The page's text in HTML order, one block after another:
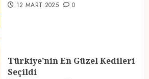
12 MART 2025 0
Türkiye’nin En Güzel Kedileri
Seçildi